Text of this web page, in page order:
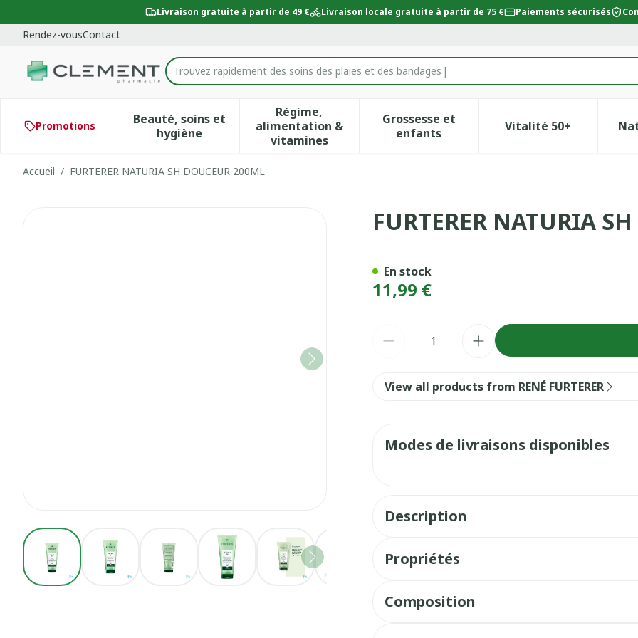
Livraison gratuite à partir de 49 € Livraison locale gratuite à partir de 75 € Paiements sécurisés
Rendez-vousContact
Rechercher
Trouvez rapidement des soins des plaies et des bandages
Promotions
Beauté, soins et
hygièneAfficher le sous-menu pour la catégorie Beauté, soins et hygiène
Régime,
alimentation &
vitamines
Afficher le sous-menu pour la catégorie Régime,
Grossesse et
enfantsAfficher le sous-menu pour la
Vitalité 50+Afficher le sous-
Accueil / FURTERER NATURIA SH DOUCEUR 200ML
View larger image View larger imageView larger imageView larger image
FURTERER NATURIA SH DOUCEUR 200MLFURTERER NATURIA
11,99 €
En stock
View all products from RENÉ FURTERER
Modes de livraisons disponibles
Description
Propriétés
Composition